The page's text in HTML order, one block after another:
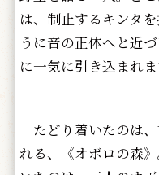
は、制止するキンタ
うに音の正体へと近
に一気に引き込まれま
たどり着いたのは
れる、《オボロの森